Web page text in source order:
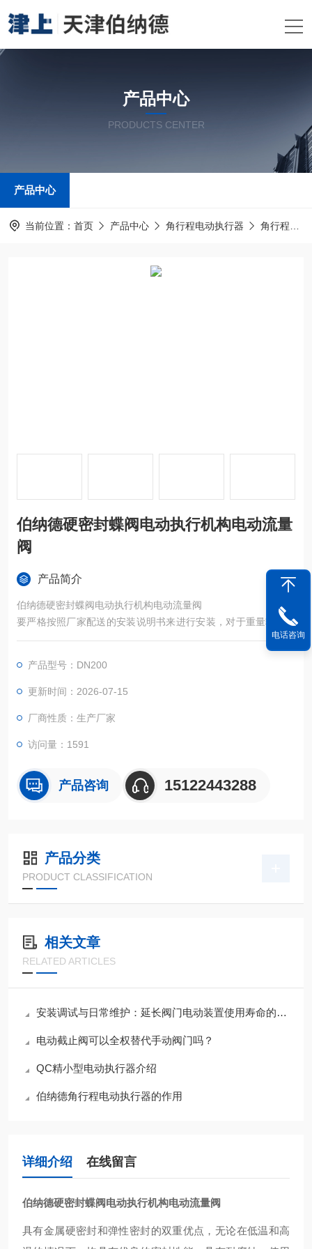
产品中心
PRODUCTS CENTER
产品中心
当前位置： 首页 产品中心 角行程电动执行器 角行程
伯纳德硬密封蝶阀电动执行机构电动流量
阀
产品简介
伯纳德硬密封蝶阀电动执行机构电动流量阀
要严格按照厂家配送的安装说明书来进行安装，对于重量较大的
蝶阀，我们要设置牢的基础。
产品型号：DN200
更新时间：2026-07-15
厂商性质：生产厂家
访问量：1591
产品咨询 15122443288
产品分类
PRODUCT CLASSIFICATION
相关文章
RELATED ARTICLES
安装调试与日常维护：延长阀门电动装置使用寿命的关键措施
电动截止阀可以全权替代手动阀门吗？
QC精小型电动执行器介绍
伯纳德角行程电动执行器的作用
详细介绍 在线留言
伯纳德硬密封蝶阀电动执行机构电动流量阀
具有金属硬密封和弹性密封的双重优点，无论在低温和高
电话咨询